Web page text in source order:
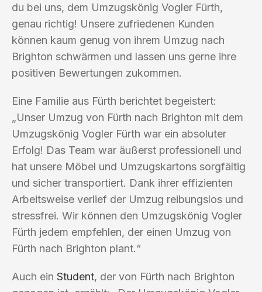
du bei uns, dem Umzugskönig Vogler Fürth,
genau richtig! Unsere zufriedenen Kunden
können kaum genug von ihrem Umzug nach
Brighton schwärmen und lassen uns gerne ihre
positiven Bewertungen zukommen.
Eine Familie aus Fürth berichtet begeistert:
„Unser Umzug von Fürth nach Brighton mit dem
Umzugskönig Vogler Fürth war ein absoluter
Erfolg! Das Team war äußerst professionell und
hat unsere Möbel und Umzugskartons sorgfältig
und sicher transportiert. Dank ihrer effizienten
Arbeitsweise verlief der Umzug reibungslos und
stressfrei. Wir können den Umzugskönig Vogler
Fürth jedem empfehlen, der einen Umzug von
Fürth nach Brighton plant.“
Auch ein Student, der von Fürth nach Brighton